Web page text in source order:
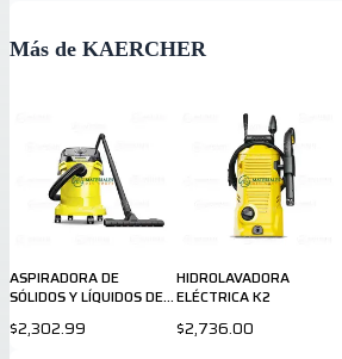
Más de KAERCHER
ASPIRADORA DE
SÓLIDOS Y LÍQUIDOS DE
$2,302.99
HIDROLAVADORA
ELÉCTRICA K2
$2,736.00